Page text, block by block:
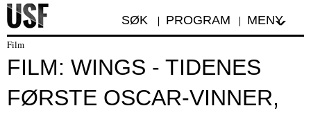
SØK PROGRAM MENY
Film
FILM: WINGS - TIDENES
FØRSTE OSCAR-VINNER,